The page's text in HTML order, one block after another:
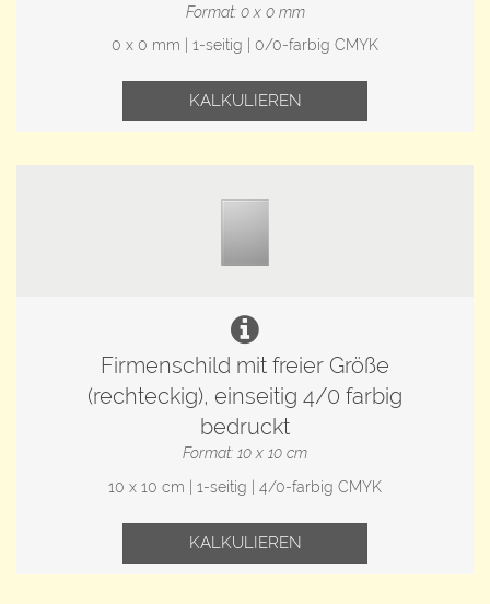
Format: 0 x 0 mm
0 x 0 mm | 1-seitig | 0/0-farbig CMYK
KALKULIEREN
Firmenschild mit freier Größe
(rechteckig), einseitig 4/0 farbig
bedruckt
Format: 10 x 10 cm
10 x 10 cm | 1-seitig | 4/0-farbig CMYK
KALKULIEREN